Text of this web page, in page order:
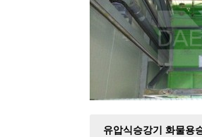
유압식승강기 화물용